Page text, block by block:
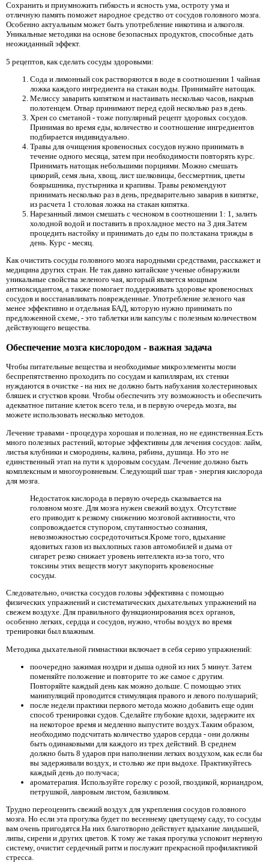
Сохранить и приумножить гибкость и ясность ума, остроту ума и
отличную память поможет народное средство от сосудов головного мозга.
Особенно актуальным может быть употребление никотина и алкоголя.
Уникальные методики на основе безопасных продуктов, способные дать
неожиданный эффект.
5 рецептов, как сделать сосуды здоровыми:
Сода и лимонный сок растворяются в воде в соотношении 1 чайная
ложка каждого ингредиента на стакан воды. Принимайте натощак.
Мелиссу заварить кипятком и настаивать несколько часов, накрыв
полотенцем. Отвар принимают перед едой несколько раз в день.
Хрен со сметаной - тоже популярный рецепт здоровых сосудов.
Принимая во время еды, количество и соотношение ингредиентов
подбирается индивидуально.
Травы для очищения кровеносных сосудов нужно принимать в
течение одного месяца, затем при необходимости повторять курс.
Принимать натощак небольшими порциями. Можно смешать
цикорий, семя льна, хвощ, лист шелковицы, бессмертник, цветы
боярышника, пустырника и крапивы. Травы рекомендуют
принимать несколько раз в день, предварительно заварив в кипятке,
из расчета 1 столовая ложка на стакан кипятка.
Нарезанный лимон смешать с чесноком в соотношении 1: 1, залить
холодной водой и поставить в прохладное место на 3 дня.Затем
процедить настойку и принимать до еды по полстакана трижды в
день. Курс - месяц.
Как очистить сосуды головного мозга народными средствами, расскажет и
медицина других стран. Не так давно китайские ученые обнаружили
уникальные свойства зеленого чая, который является мощным
антиоксидантом, а также помогает поддерживать здоровье кровеносных
сосудов и восстанавливать поврежденные. Употребление зеленого чая
менее эффективно и отдельная БАД, которую нужно принимать по
предложенной схеме, - это таблетки или капсулы с полезным количеством
действующего вещества.
Обеспечение мозга кислородом - важная задача
Чтобы питательные вещества и необходимые микроэлементы могли
беспрепятственно проходить по сосудам и капиллярам, ​​их стенки
нуждаются в очистке - на них не должно быть набухания холестериновых
бляшек и сгустков крови. Чтобы обеспечить эту возможность и обеспечить
адекватное питание клеток всего тела, и в первую очередь мозга, вы
можете использовать несколько методов.
Лечение травами - процедура хорошая и полезная, но не единственная.Есть
много полезных растений, которые эффективны для лечения сосудов: лайм,
листья клубники и смородины, калина, рябина, душица. Но это не
единственный этап на пути к здоровым сосудам. Лечение должно быть
комплексным и многоуровневым. Следующий шаг трав - энергия кислорода
для мозга.
Недостаток кислорода в первую очередь сказывается на
головном мозге. Для мозга нужен свежий воздух. Отсутствие
его приводит к резкому снижению мозговой активности, что
сопровождается ступором, спутанностью сознания,
невозможностью сосредоточиться.Кроме того, вдыхание
ядовитых газов из выхлопных газов автомобилей и дыма от
сигарет резко снижает уровень интеллекта из-за того, что
токсины этих веществ могут закупорить кровеносные
сосуды.
Следовательно, очистка сосудов головы эффективна с помощью
физических упражнений и систематических дыхательных упражнений на
свежем воздухе. Для правильного функционирования всех органов,
особенно легких, сердца и сосудов, нужно, чтобы воздух во время
тренировки был влажным.
Методика дыхательной гимнастики включает в себя серию упражнений:
поочередно зажимая ноздри и дыша одной из них 5 минут. Затем
поменяйте положение и повторите то же самое с другим.
Повторяйте каждый день как можно дольше. С помощью этих
манипуляций проводится стимуляция правого и левого полушарий;
после недели практики первого метода можно добавить еще один
способ тренировки судов. Сделайте глубокие вдохи, задержите их
на некоторое время и медленно выпустите воздух.Таким образом,
необходимо подсчитать количество ударов сердца - они должны
быть одинаковыми для каждого из трех действий. В среднем
должно быть 8 ударов при наполнении легких воздухом, как если бы
вы задерживали воздух, и столько же при выдохе. Практикуйтесь
каждый день до получаса;
ароматерапия. Используйте горелку с розой, гвоздикой, кориандром,
петрушкой, лавровым листом, базиликом.
Трудно переоценить свежий воздух для укрепления сосудов головного
мозга. Но если эта прогулка будет по весеннему цветущему саду, то сосуды
вам очень пригодятся.На них благотворно действует вдыхание ландышей,
липы, сирени и других цветов. К тому же такая прогулка успокоит нервную
систему, очистит сердечный ритм и послужит прекрасной профилактикой
стресса.